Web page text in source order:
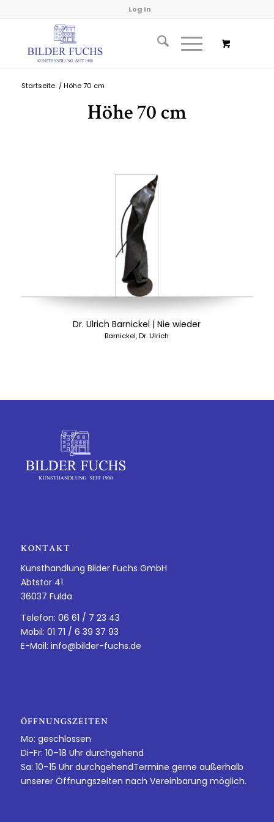
Log In
Startseite / Höhe 70 cm
Höhe 70 cm
Dr. Ulrich Barnickel | Nie wieder
Barnickel, Dr. Ulrich
KONTAKT
Kunsthandlung Bilder Fuchs GmbH
Abtstor 41
36037 Fulda
Telefon: 06 61 / 7 23 43
Mobil: 01 71 / 6 39 37 93
E-Mail: info@bilder-fuchs.de
ÖFFNUNGSZEITEN
Mo: geschlossen
Di-Fr: 10–18 Uhr durchgehend
Sa: 10–15 Uhr durchgehendTermine gerne außerhalb
unserer Öffnungszeiten nach Vereinbarung möglich.